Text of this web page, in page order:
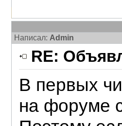
Написал: Admin
RE:
В первых
на форуме